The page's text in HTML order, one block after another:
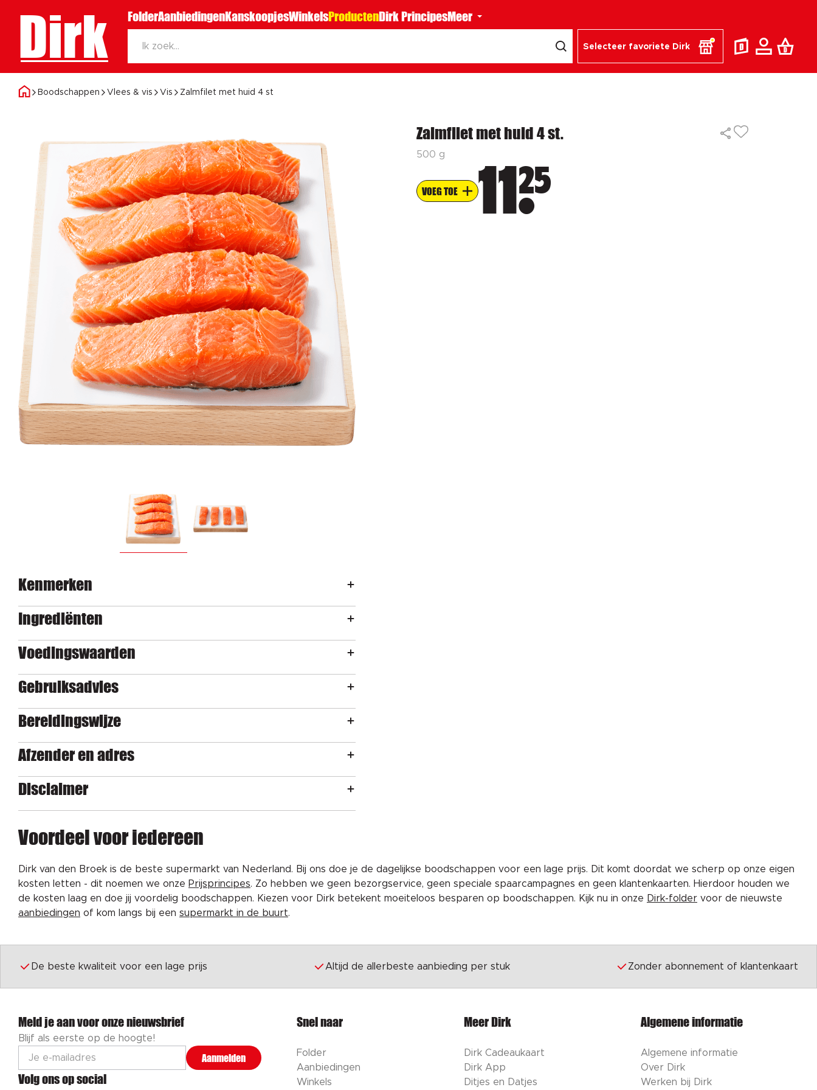
Dirk FolderAanbiedingenKanskoopjesWinkelsProductenDirk PrincipesMeer
Selecteer favoriete Dirk
Boodschappen Vlees & vis Vis Zalmfilet met huid 4 st
Zalmfilet met huid 4 st.
500 g
VOEG TOE 11 25
Kenmerken
Ingrediënten
Voedingswaarden
Gebruiksadvies
Bereidingswijze
Afzender en adres
Disclaimer
Voordeel voor iedereen
Dirk van den Broek is de beste supermarkt van Nederland. Bij ons doe je de dagelijkse boodschappen voor een lage prijs. Dit komt doordat we scherp op onze eigen
kosten letten - dit noemen we onze Prijsprincipes. Zo hebben we geen bezorgservice, geen speciale spaarcampagnes en geen klantenkaarten. Hierdoor houden we
de kosten laag en doe jij voordelig boodschappen. Kiezen voor Dirk betekent moeiteloos besparen op boodschappen. Kijk nu in onze Dirk-folder voor de nieuwste
aanbiedingen of kom langs bij een supermarkt in de buurt.
De beste kwaliteit voor een lage prijs Altijd de allerbeste aanbieding per stuk Zonder abonnement of klantenkaart
Meld je aan voor onze nieuwsbrief
Blijf als eerste op de hoogte!
Aanmelden
Volg ons op social
Snel naar
Folder
Aanbiedingen
Winkels
Meer Dirk
Dirk Cadeaukaart
Dirk App
Ditjes en Datjes
Algemene informatie
Algemene informatie
Over Dirk
Werken bij Dirk